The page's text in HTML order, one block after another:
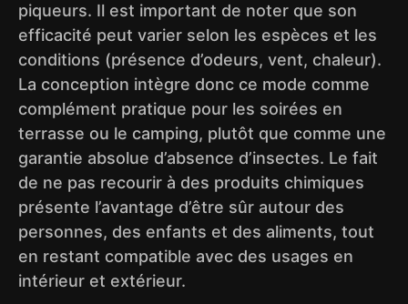
piqueurs. Il est important de noter que son
efficacité peut varier selon les espèces et les
conditions (présence d’odeurs, vent, chaleur).
La conception intègre donc ce mode comme
complément pratique pour les soirées en
terrasse ou le camping, plutôt que comme une
garantie absolue d’absence d’insectes. Le fait
de ne pas recourir à des produits chimiques
présente l’avantage d’être sûr autour des
personnes, des enfants et des aliments, tout
en restant compatible avec des usages en
intérieur et extérieur.